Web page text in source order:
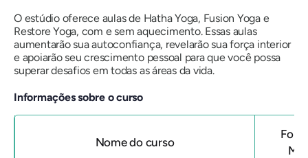
O estúdio oferece aulas de Hatha Yoga, Fusion Yoga e
Restore Yoga, com e sem aquecimento. Essas aulas
aumentarão sua autoconfiança, revelarão sua força interior
e apoiarão seu crescimento pessoal para que você possa
superar desafios em todas as áreas da vida.
Informações sobre o curso
Nome do curso